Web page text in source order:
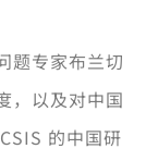
题专家布兰切
，以及对中国
的中国研